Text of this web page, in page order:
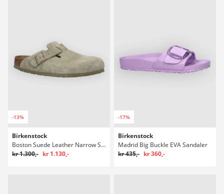
-13%
Birkenstock
Boston Suede Leather Narrow Sandaler
kr 1.300,- kr 1.130,-
-17%
Birkenstock
Madrid Big Buckle EVA Sandaler
kr 435,- kr 360,-